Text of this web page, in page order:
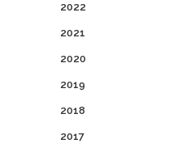
2022
2021
2020
2019
2018
2017